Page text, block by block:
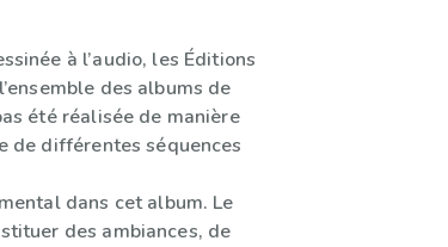
à l’audio, les Éditions
des albums de
été réalisée de manière
de différentes séquences
dans cet album. Le
des ambiances, de